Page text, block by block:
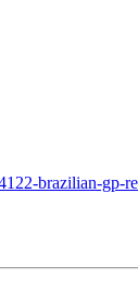
brazilian-gp-